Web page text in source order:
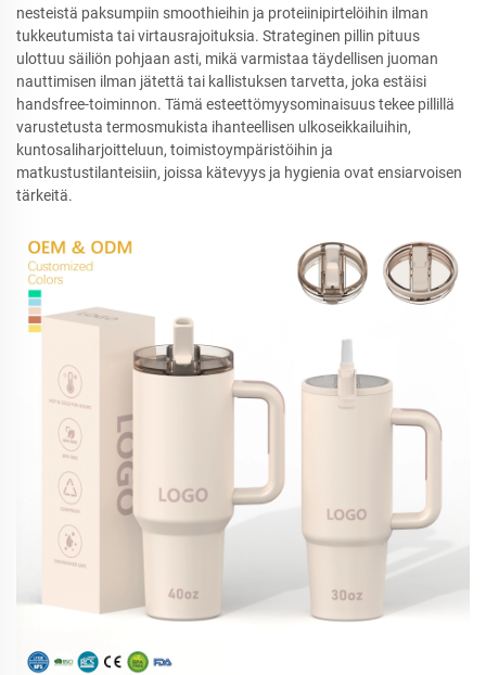
nesteistä paksumpiin smoothieihin ja proteiinipirtelöihin ilman
tukkeutumista tai virtausrajoituksia. Strateginen pillin pituus
ulottuu säiliön pohjaan asti, mikä varmistaa täydellisen juoman
nauttimisen ilman jätettä tai kallistuksen tarvetta, joka estäisi
handsfree-toiminnon. Tämä esteettömyysominaisuus tekee pillillä
varustetusta termosmukista ihanteellisen ulkoseikkailuihin,
kuntosaliharjoitteluun, toimistoympäristöihin ja
matkustustilanteisiin, joissa kätevyys ja hygienia ovat ensiarvoisen
tärkeitä.